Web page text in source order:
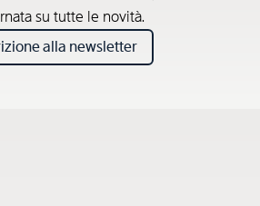
su tutte le novità.
alla newsletter